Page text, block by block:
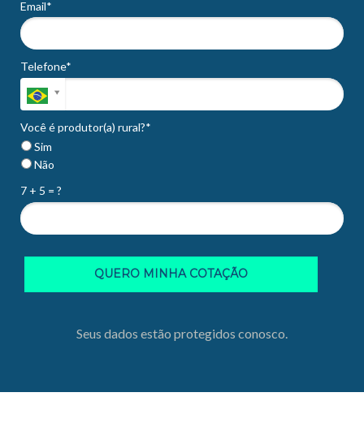
Email*
Telefone*
Você é produtor(a) rural?*
Sim
Não
7 + 5 = ?
QUERO MINHA COTAÇÃO
Seus dados estão protegidos conosco.